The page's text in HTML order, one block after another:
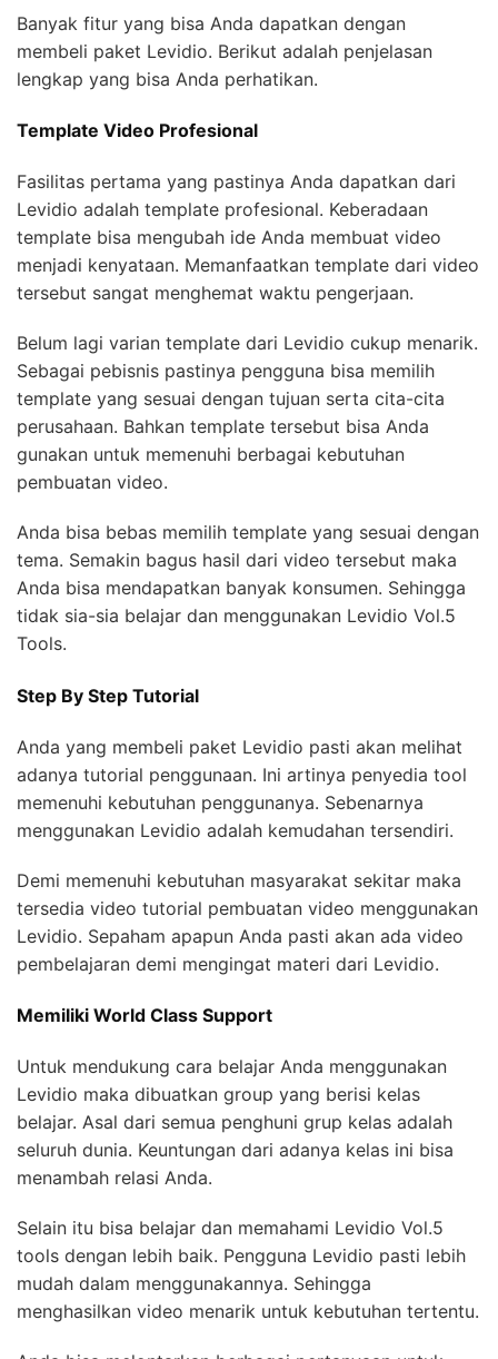
Banyak fitur yang bisa Anda dapatkan dengan
membeli paket Levidio. Berikut adalah penjelasan
lengkap yang bisa Anda perhatikan.
Template Video Profesional
Fasilitas pertama yang pastinya Anda dapatkan dari
Levidio adalah template profesional. Keberadaan
template bisa mengubah ide Anda membuat video
menjadi kenyataan. Memanfaatkan template dari video
tersebut sangat menghemat waktu pengerjaan.
Belum lagi varian template dari Levidio cukup menarik.
Sebagai pebisnis pastinya pengguna bisa memilih
template yang sesuai dengan tujuan serta cita-cita
perusahaan. Bahkan template tersebut bisa Anda
gunakan untuk memenuhi berbagai kebutuhan
pembuatan video.
Anda bisa bebas memilih template yang sesuai dengan
tema. Semakin bagus hasil dari video tersebut maka
Anda bisa mendapatkan banyak konsumen. Sehingga
tidak sia-sia belajar dan menggunakan Levidio Vol.5
Tools.
Step By Step Tutorial
Anda yang membeli paket Levidio pasti akan melihat
adanya tutorial penggunaan. Ini artinya penyedia tool
memenuhi kebutuhan penggunanya. Sebenarnya
menggunakan Levidio adalah kemudahan tersendiri.
Demi memenuhi kebutuhan masyarakat sekitar maka
tersedia video tutorial pembuatan video menggunakan
Levidio. Sepaham apapun Anda pasti akan ada video
pembelajaran demi mengingat materi dari Levidio.
Memiliki World Class Support
Untuk mendukung cara belajar Anda menggunakan
Levidio maka dibuatkan group yang berisi kelas
belajar. Asal dari semua penghuni grup kelas adalah
seluruh dunia. Keuntungan dari adanya kelas ini bisa
menambah relasi Anda.
Selain itu bisa belajar dan memahami Levidio Vol.5
tools dengan lebih baik. Pengguna Levidio pasti lebih
mudah dalam menggunakannya. Sehingga
menghasilkan video menarik untuk kebutuhan tertentu.